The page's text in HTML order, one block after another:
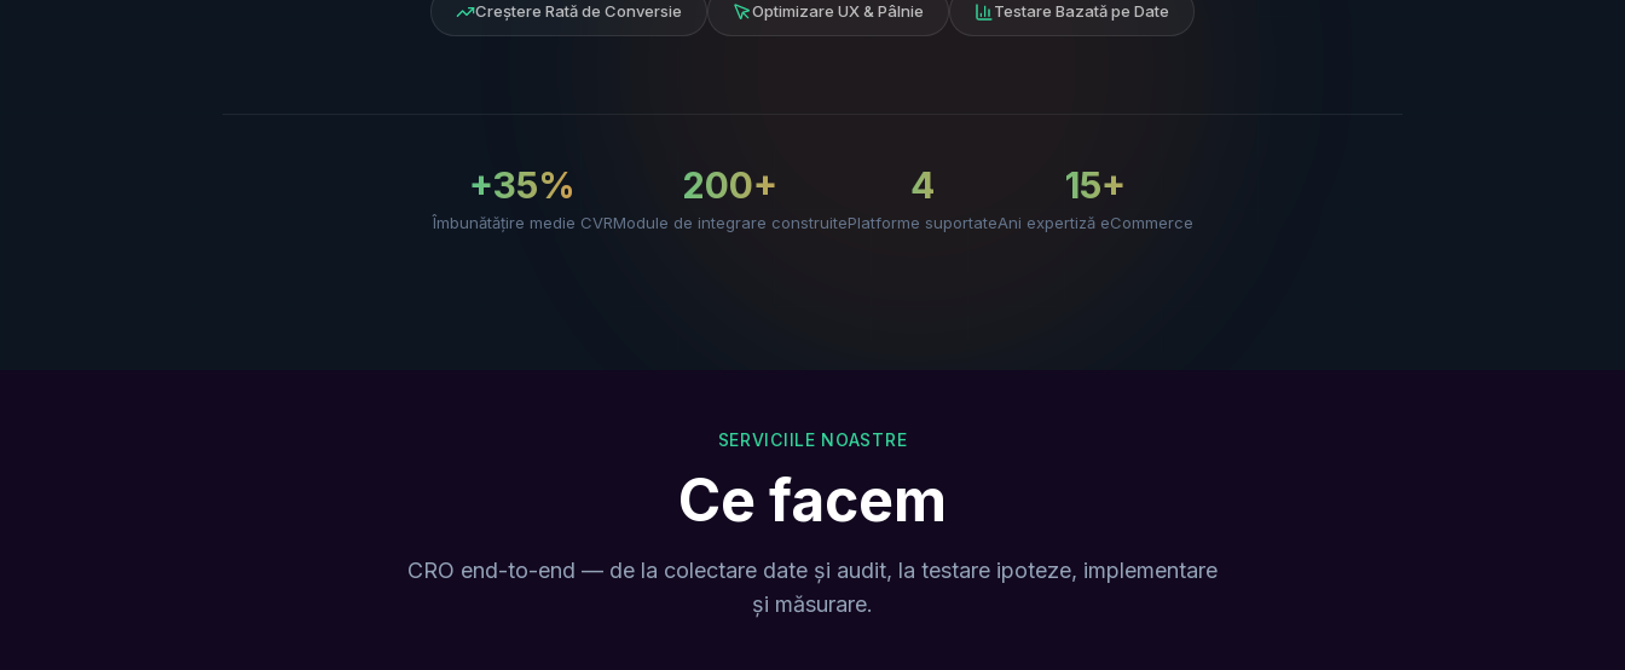
Creștere Rată de Conversie Optimizare UX & Pâlnie Testare Bazată pe Date
+35%
Îmbunătățire medie CVR
200+
Module de integrare construite
4
Platforme suportate
15+
Ani expertiză eCommerce
SERVICIILE NOASTRE
Ce facem
CRO end-to-end — de la colectare date și audit, la testare ipoteze, implementare
și măsurare.